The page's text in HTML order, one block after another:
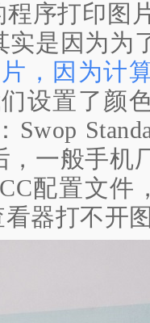
程序打印图
实是因为为
，因为计
设置了颜
Swop
，一般手机
配置文件
器打不开